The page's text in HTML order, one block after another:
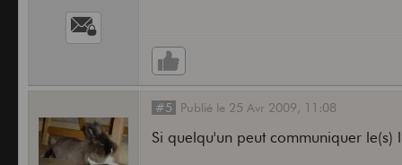
#5 Publié le 25 Avr 2009, 11:08
Si quelqu'un peut communiquer le(s)